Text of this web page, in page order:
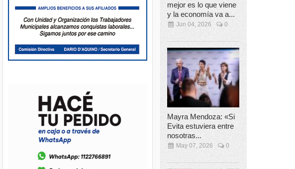
mejor es lo que viene
y la economía va a...
Jun 04, 2026 0
Mayra Mendoza: «Si
Evita estuviera entre
nosotras...
May 07, 2026 0